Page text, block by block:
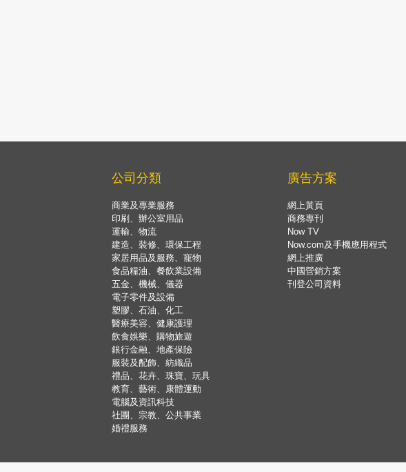
公司分類
商業及專業服務
印刷、辦公室用品
運輸、物流
建造、裝修、環保工程
家居用品及服務、寵物
食品糧油、餐飲業設備
五金、機械、儀器
電子零件及設備
塑膠、石油、化工
醫療美容、健康護理
飲食娛樂、購物旅遊
銀行金融、地產保險
服裝及配飾、紡織品
禮品、花卉、珠寶、玩具
教育、藝術、康體運動
電腦及資訊科技
社團、宗教、公共事業
婚禮服務
廣告方案
網上黃頁
商務專刊
Now TV
Now.com及手機應用程式
網上推廣
中國營銷方案
刊登公司資料